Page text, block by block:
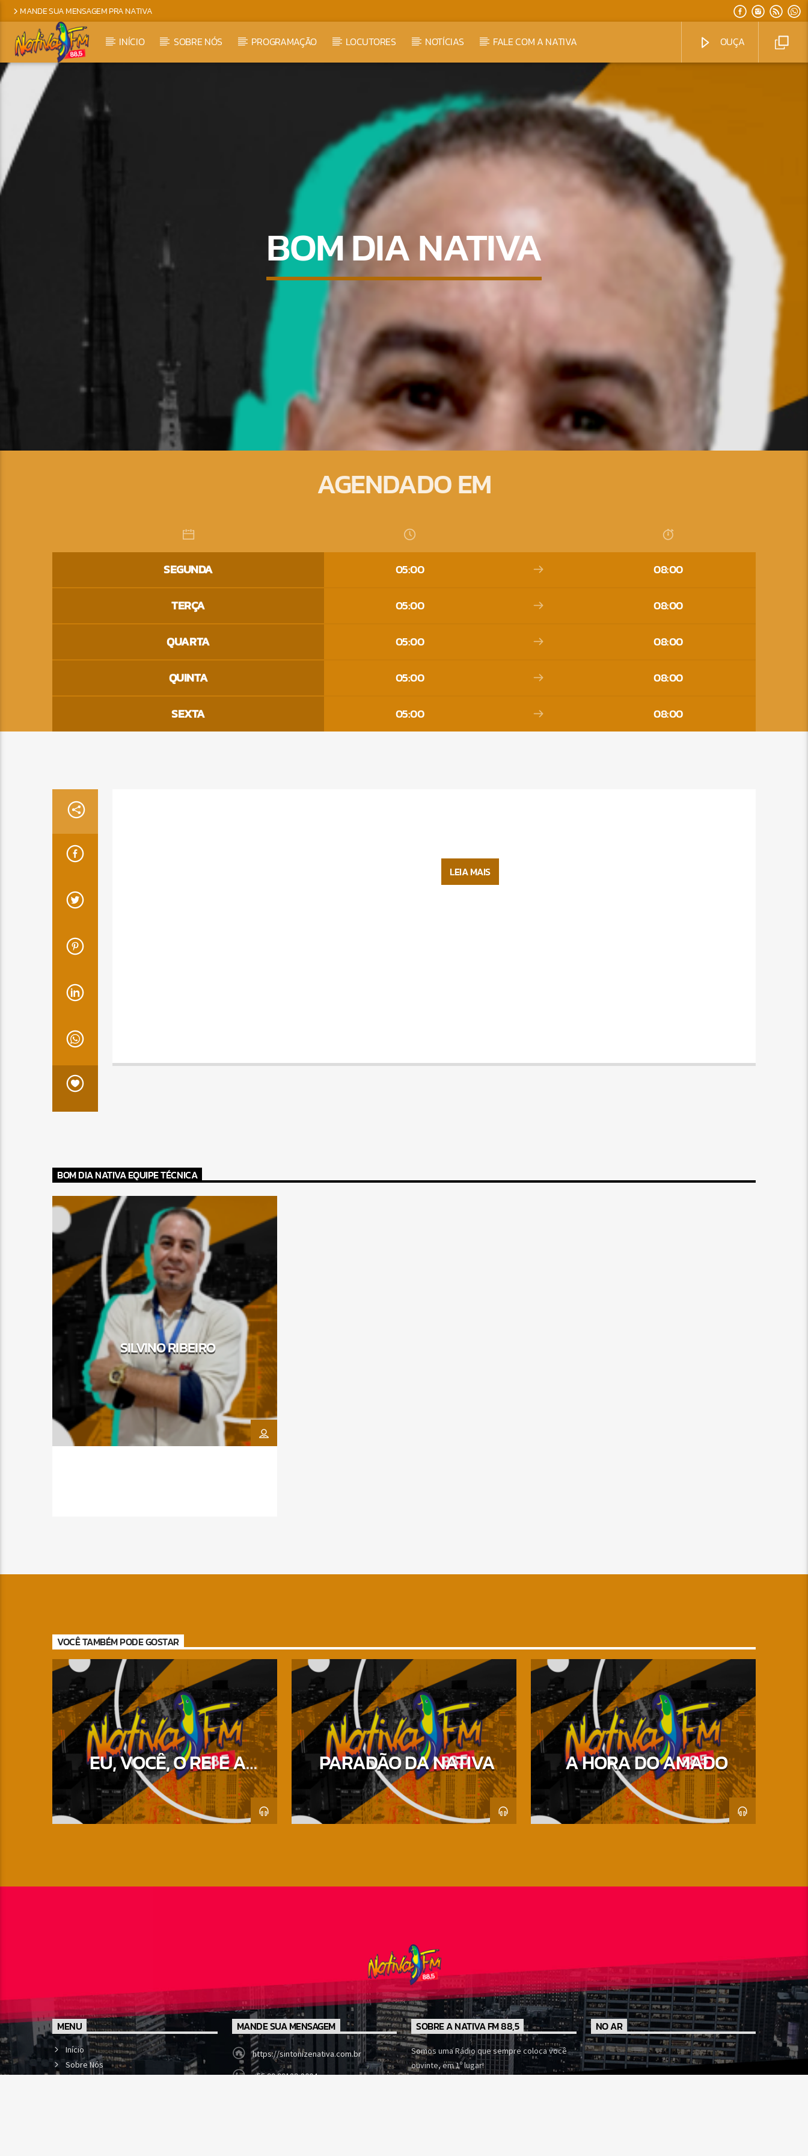
MANDE SUA MENSAGEM PRA NATIVA
INÍCIO SOBRE NÓS PROGRAMAÇÃO LOCUTORES NOTÍCIAS FALE COM A NATIVA OUÇA
BOM DIA NATIVA
AGENDADO EM
SEGUNDA 05:00 08:00
TERÇA 05:00 08:00
QUARTA 05:00 08:00
QUINTA 05:00 08:00
SEXTA 05:00 08:00
LEIA MAIS
BOM DIA NATIVA EQUIPE TÉCNICA
SILVINO RIBEIRO
VOCÊ TAMBÉM PODE GOSTAR
EU, VOCÊ, O REI E A
NATIVA
PARADÃO DA NATIVA A HORA DO AMADO
MENU
Início
Sobre Nós
MANDE SUA MENSAGEM
https://sintonizenativa.com.br
+55 99 99189-8004
SOBRE A NATIVA FM 88,5
Somos uma Rádio que sempre coloca você
ouvinte, em 1º lugar!
NO AR